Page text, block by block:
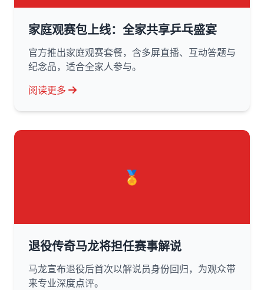
家庭观赛包上线：全家共享乒乓盛宴
官方推出家庭观赛套餐，含多屏直播、互动答题与
纪念品，适合全家人参与。
阅读更多
🏅
退役传奇马龙将担任赛事解说
马龙宣布退役后首次以解说员身份回归，为观众带
来专业深度点评。